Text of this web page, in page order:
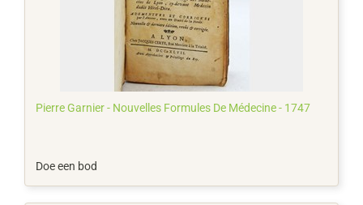
Pierre Garnier - Nouvelles Formules De Médecine - 1747
Doe een bod